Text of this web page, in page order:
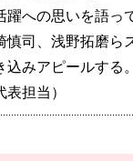
への思いを語っ
司、浅野拓磨ら
みアピールする。
担当）